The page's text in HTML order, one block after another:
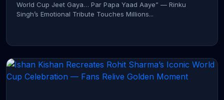
World Cup Jeet Gaya… Par Papa Yaad Aaye” — Rinku
Singh’s Emotional Tribute Touches Millions...